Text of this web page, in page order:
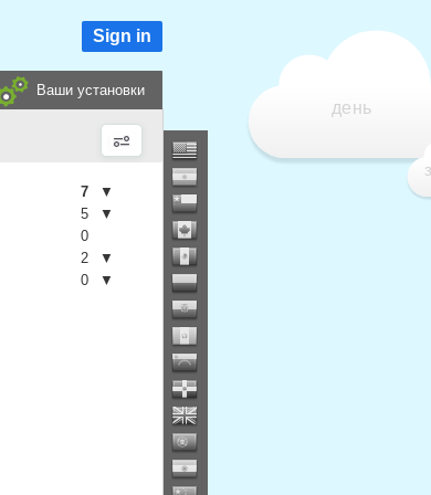
день
Sign in
Ваши установки
7
▼
5
▼
0
2
▼
0 ▼